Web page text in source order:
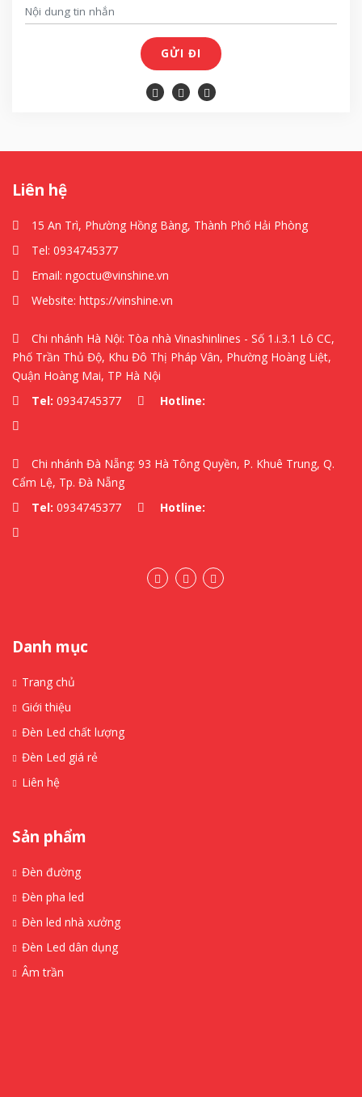
GỬI ĐI
Liên hệ
15 An Trì, Phường Hồng Bàng, Thành Phố Hải Phòng
Tel: 0934745377
Email: ngoctu@vinshine.vn
Website: https://vinshine.vn
Chi nhánh Hà Nội: Tòa nhà Vinashinlines - Số 1.i.3.1 Lô CC,
Phố Trần Thủ Độ, Khu Đô Thị Pháp Vân, Phường Hoàng Liệt,
Quận Hoàng Mai, TP Hà Nội
Tel: 0934745377 Hotline:
Chi nhánh Đà Nẵng: 93 Hà Tông Quyền, P. Khuê Trung, Q.
Cẩm Lệ, Tp. Đà Nẵng
Tel: 0934745377 Hotline:
Danh mục
Trang chủ
Giới thiệu
Đèn Led chất lượng
Đèn Led giá rẻ
Liên hệ
Sản phẩm
Đèn đường
Đèn pha led
Đèn led nhà xưởng
Đèn Led dân dụng
Âm trần